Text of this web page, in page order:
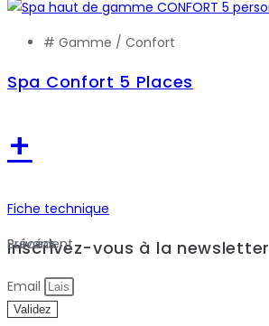
# Gamme / Confort
Spa Confort 5 Places
+
Fiche technique
Précédent
Suivant
Inscrivez-vous à la newsletter
Email
Validez